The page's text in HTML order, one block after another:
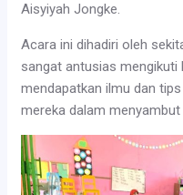
Aisyiyah Jongke.
Acara ini dihadiri oleh
sangat antusias mengikuti
mendapatkan ilmu dan
mereka dalam menyambut